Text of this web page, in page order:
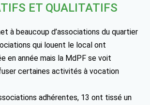
ET QUALITATIFS
à beaucoup d’associations du quartier
qui louent le local ont
en année mais la MdPF se voit
certaines activités à vocation
adhérentes, 13 ont tissé un